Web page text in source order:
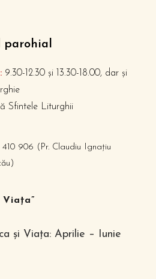
parohial
9.30-12.30 și 13.30-18.00, dar și
Sfintele Liturghii
410 906 (Pr. Claudiu Ignațiu
Viața”
și Viața: Aprilie – Iunie